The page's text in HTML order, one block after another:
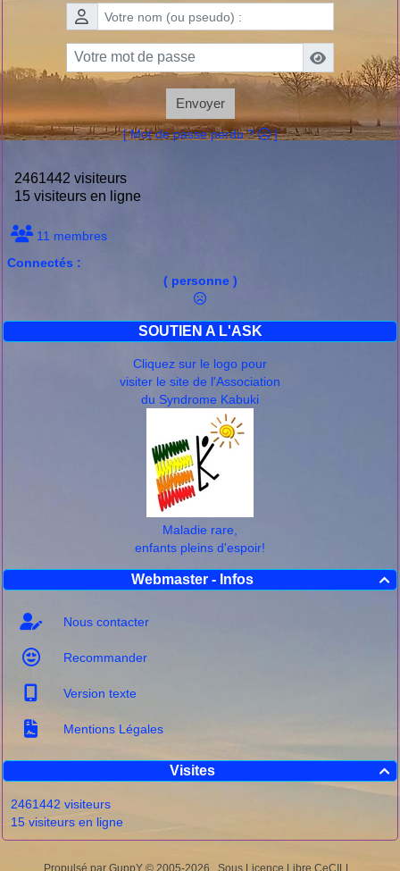
Envoyer
[ Mot de passe perdu ? ]
2461442 visiteurs
15 visiteurs en ligne
11 membres
Connectés :
( personne )
SOUTIEN A L'ASK
Cliquez sur le logo pour
visiter le site de l'Association
du Syndrome Kabuki
Maladie rare,
enfants pleins d'espoir!

Webmaster - Infos
Nous contacter
Recommander
Version texte
Mentions Légales

Visites
2461442 visiteurs
15 visiteurs en ligne
Propulsé par GuppY © 2005-2026 Sous Licence Libre CeCILL